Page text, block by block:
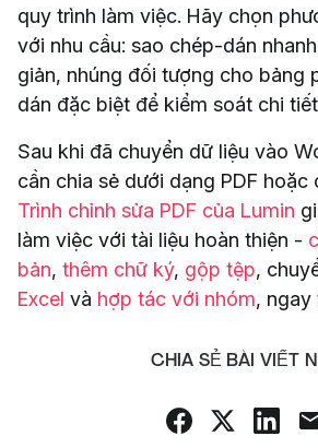
quy trình làm việc. Hãy chọn
với nhu cầu: sao chép-dán
giản, nhúng đối tượng cho bảng
dán đặc biệt để kiểm soát chi
Sau khi đã chuyển dữ liệu vào
cần chia sẻ dưới dạng PDF hoặc
Trình chỉnh sửa PDF của Lumin
làm việc với tài liệu hoàn thiện -
bản, thêm chữ ký, gộp tệp,
Excel và hợp tác với nhóm, ngay
CHIA SẺ BÀI VIẾT